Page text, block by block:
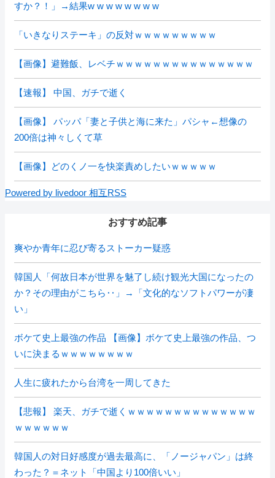
すか？！」→結果w w w w w w w w
「いきなりステーキ」の反対ｗｗｗｗｗｗｗｗｗ
【画像】避難飯、レベチｗｗｗｗｗｗｗｗｗｗｗｗｗｗｗ
【速報】 中国、ガチで逝く
【画像】 パッパ「妻と子供と海に来た」パシャ←想像の
200倍は神々しくて草
【画像】どのくノ一を快楽責めしたいｗｗｗｗｗ
Powered by livedoor 相互RSS
おすすめ記事
爽やか青年に忍び寄るストーカー疑惑
韓国人「何故日本が世界を魅了し続け観光大国になったの
か？その理由がこちら‥」→「文化的なソフトパワーが凄
い」
ボケて史上最強の作品 【画像】ボケて史上最強の作品、つ
いに決まるｗｗｗｗｗｗｗｗ
人生に疲れたから台湾を一周してきた
【悲報】 楽天、ガチで逝くｗｗｗｗｗｗｗｗｗｗｗｗｗｗ
ｗｗｗｗｗｗ
韓国人の対日好感度が過去最高に、「ノージャパン」は終
わった？＝ネット「中国より100倍いい」